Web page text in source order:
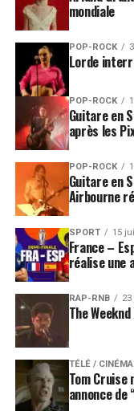
mondiale
POP-ROCK
Lorde
POP-ROCK
Guitare en
après les
POP-ROCK
Guitare en
Airbourne
SPORT 15
France –
réalise une
RAP-RNB
The
TÉLÉ / CINÉMA
Tom Cruise
annonce de